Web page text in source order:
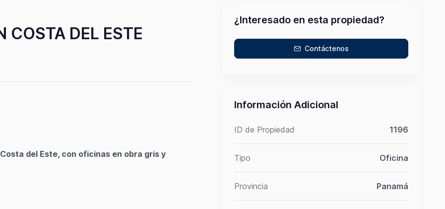
COSTA DEL ESTE
del Este, con oficinas en obra gris y
¿Interesado en esta propiedad?
Contáctenos
Información Adicional
ID de Propiedad 1196
Tipo Oficina
Provincia Panamá